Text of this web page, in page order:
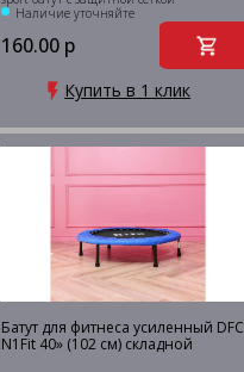
Наличие уточняйте
160.00 р
Купить в 1 клик
Батут для фитнеса усиленный DFC
N1Fit 40» (102 см) складной